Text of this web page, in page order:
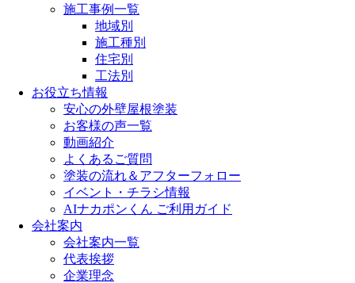
施工事例一覧
地域別
施工種別
住宅別
工法別
お役立ち情報
安心の外壁屋根塗装
お客様の声一覧
動画紹介
よくあるご質問
塗装の流れ＆アフターフォロー
イベント・チラシ情報
AIナカポンくん ご利用ガイド
会社案内
会社案内一覧
代表挨拶
企業理念